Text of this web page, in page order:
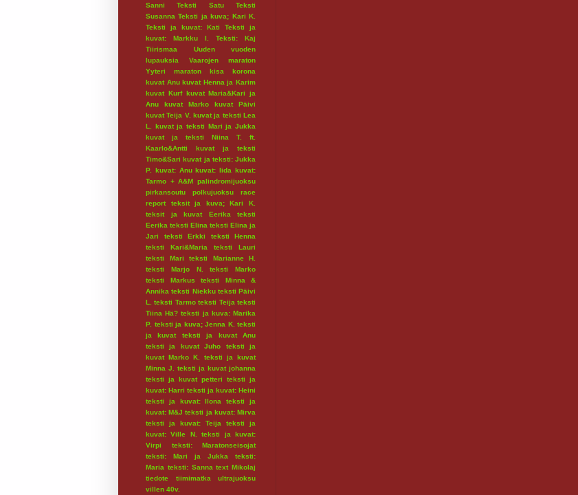
Sanni
Teksti Satu
Teksti
Susanna Teksti ja kuva; Kari K.
Teksti ja kuvat: Kati
Teksti ja
kuvat: Markku I.
Teksti: Kaj
Tiirismaa
Uuden vuoden
lupauksia
Vaarojen maraton
Yyteri maraton
kisa
korona
kuvat Anu kuvat Henna ja Karim
kuvat Kurf kuvat Maria&Kari ja
Anu
kuvat Marko
kuvat Päivi
kuvat Teija V. kuvat ja teksti Lea
L.
kuvat ja teksti Mari ja Jukka
kuvat ja teksti Niina T. ft.
Kaarlo&Antti
kuvat ja teksti
Timo&Sari kuvat ja teksti: Jukka
P.
kuvat: Anu kuvat: Iida kuvat:
Tarmo + A&M palindromijuoksu
pirkansoutu
polkujuoksu
race
report
teksit ja kuva; Kari K.
teksit ja kuvat Eerika
teksti
Eerika teksti Elina teksti Elina ja
Jari
teksti Erkki
teksti Henna
teksti Kari&Maria
teksti Lauri
teksti Mari
teksti Marianne H.
teksti Marjo N.
teksti Marko
teksti Markus
teksti Minna &
Annika teksti Niekku teksti Päivi
L.
teksti Tarmo teksti Teija teksti
Tiina Hä? teksti ja kuva: Marika
P. teksti ja kuva; Jenna K. teksti
ja kuvat
teksti ja kuvat Anu
teksti ja kuvat Juho
teksti ja
kuvat Marko K.
teksti ja kuvat
Minna J.
teksti ja kuvat johanna
teksti ja kuvat petteri
teksti ja
kuvat: Harri teksti ja kuvat: Heini
teksti ja kuvat: Ilona
teksti ja
kuvat: M&J teksti ja kuvat: Mirva
teksti ja kuvat: Teija
teksti ja
kuvat: Ville N.
teksti ja kuvat:
Virpi
teksti: Maratonseisojat
teksti: Mari ja Jukka
teksti:
Maria teksti: Sanna text Mikolaj
tiedote
tiimimatka
ultrajuoksu
villen 40v.